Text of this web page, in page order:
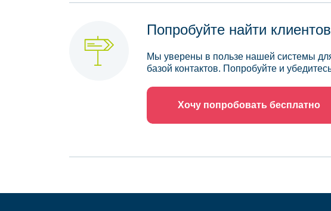
Попробуйте найти
Мы уверены в пользе нашей системы
базой контактов. Попробуйте и
Хочу попробовать бесплатно